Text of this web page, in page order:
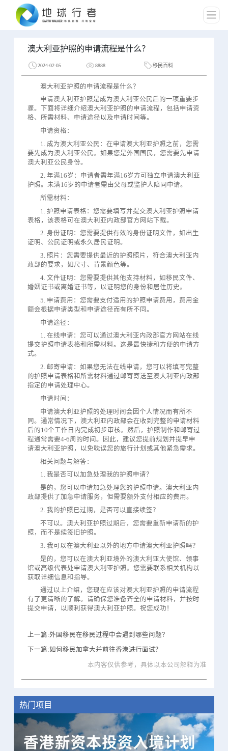
澳大利亚护照的申请流程是什么？
2024-02-05 8888 移民百科
澳大利亚护照的申请流程是什么？
申请澳大利亚护照是成为澳大利亚公民后的一项重要步
骤。下面将详细介绍澳大利亚护照的申请流程，包括申请资
格、所需材料、申请途径以及申请时间等。
申请资格：
1. 成为澳大利亚公民：在申请澳大利亚护照之前，您需
要先成为澳大利亚公民。如果您是外国国民，您需要先申请
澳大利亚公民身份。
2. 年满16岁：申请者需年满16岁方可独立申请澳大利亚
护照。未满16岁的申请者需由父母或监护人陪同申请。
所需材料：
1. 护照申请表格：您需要填写并提交澳大利亚护照申请
表格，该表格可在澳大利亚内政部官方网站下载。
2. 身份证明：您需要提供有效的身份证明文件，如出生
证明、公民证明或永久居民证明。
3. 照片：您需要提供最近的护照照片，符合澳大利亚内
政部的要求，如尺寸、背景颜色等。
4. 文件证明：您需要提供其他支持材料，如移民文件、
婚姻证书或离婚证书等，以证明您的身份和居住历史。
5. 申请费用：您需要支付适用的护照申请费用，费用金
额会根据申请类型和申请途径而有所不同。
申请途径：
1. 在线申请：您可以通过澳大利亚内政部官方网站在线
提交护照申请表格和所需材料。这是最快捷和方便的申请方
式。
2. 邮寄申请：如果您无法在线申请，您可以将填写完整
的护照申请表格和所需材料通过邮寄寄送至澳大利亚内政部
指定的申请处理中心。
申请时间：
申请澳大利亚护照的处理时间会因个人情况而有所不
同。通常情况下，澳大利亚内政部会在收到完整的申请材料
后的10个工作日内完成初步审核。然后，护照制作和邮寄过
程通常需要4-6周的时间。因此，建议您提前规划并提早申
请澳大利亚护照，以免耽误您的旅行计划或其他紧急需求。
相关问题与解答：
1. 我是否可以加急处理我的护照申请？
是的，您可以申请加急处理您的护照申请。澳大利亚内
政部提供了加急申请服务，但需要额外支付相应的费用。
2. 我的护照已过期，是否可以直接续签？
不可以。澳大利亚护照过期后，您需要重新申请新的护
照，而不是续签旧护照。
3. 我可以在澳大利亚以外的地方申请澳大利亚护照吗？
是的，您可以在澳大利亚境外的澳大利亚大使馆、领事
馆或高级代表处申请澳大利亚护照。您需要联系相关机构以
获取详细信息和指导。
通过以上介绍，您现在应该对澳大利亚护照的申请流程
有了更清晰的了解。请确保您准备齐全的申请材料，并按时
提交申请，以顺利获得澳大利亚护照。祝您成功！
上一篇:外国移民在移民过程中会遇到哪些问题？
下一篇:如何移民加拿大并前往香港进行面试？
本内客仅供参考，具体以本公司解释为准
热门项目